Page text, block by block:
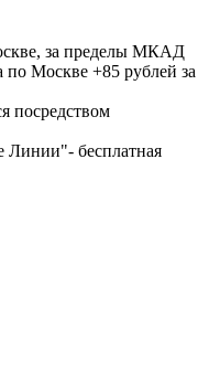
за пределы МКАД
по Москве +85 рублей за
посредством
бесплатная